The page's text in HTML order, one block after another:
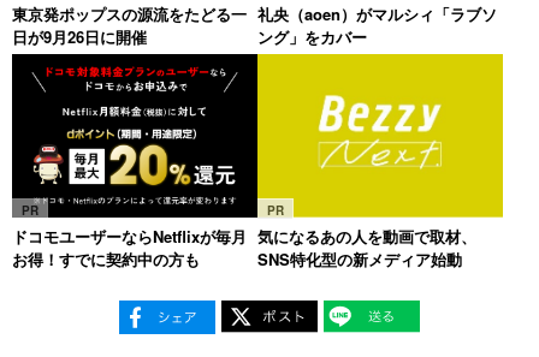
東京発ポップスの源流をたどる一
日が9月26日に開催
礼央（aoen）がマルシィ「ラブソ
ング」をカバー
PR
ドコモユーザーならNetflixが毎月
お得！すでに契約中の方も
PR
気になるあの人を動画で取材、
SNS特化型の新メディア始動